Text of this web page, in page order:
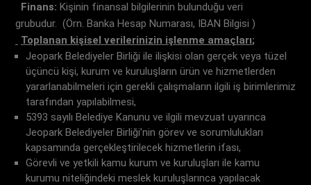
Finans: Kişinin finansal bilgilerinin bulunduğu veri
grubudur. (Örn. Banka Hesap Numarası, IBAN Bilgisi )
Toplanan kişisel verilerinizin işlenme amaçları;
Jeopark Belediyeler Birliği ile ilişkisi olan gerçek veya tüzel
üçüncü kişi, kurum ve kuruluşların ürün ve hizmetlerden
yararlanabilmeleri için gerekli çalışmaların ilgili iş birimlerimiz
tarafından yapılabilmesi,
5393 sayılı Belediye Kanunu ve ilgili mevzuat uyarınca
Jeopark Belediyeler Birliği’nin görev ve sorumlulukları
kapsamında gerçekleştirilecek hizmetlerin ifası,
Görevli ve yetkili kamu kurum ve kuruluşları ile kamu
kurumu niteliğindeki meslek kuruluşlarınca yapılacak